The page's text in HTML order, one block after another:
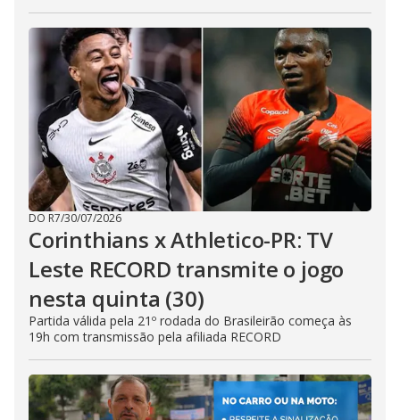
DO R7/30/07/2026
Corinthians x Athletico-PR: TV
Leste RECORD transmite o jogo
nesta quinta (30)
Partida válida pela 21º rodada do Brasileirão começa às
19h com transmissão pela afiliada RECORD